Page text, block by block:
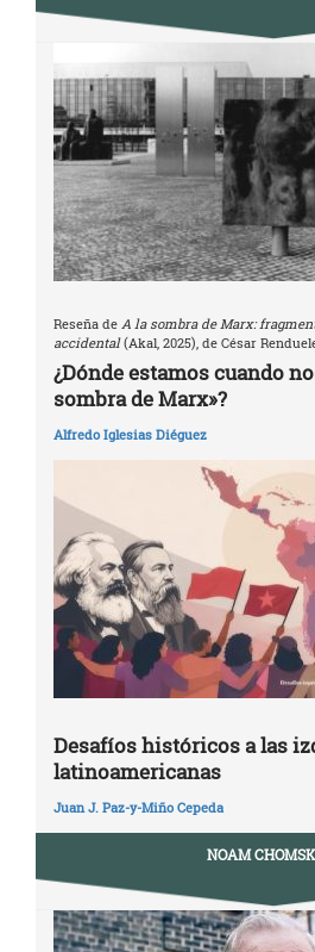
Reseña de A la sombra de Marx:
accidental(Akal, 2025), de César
¿Dónde estamos cuando
sombra de Marx»?
Alfredo Iglesias Diéguez
Desafíos históricos a las
latinoamericanas
Juan J. Paz-y-Miño Cepeda
NOAM